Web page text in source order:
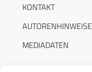
KONTAKT
AUTORENHINWEISE
MEDIADATEN